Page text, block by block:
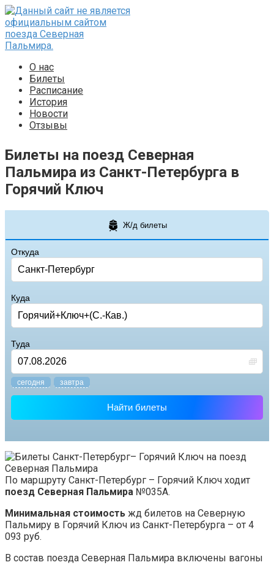
Перейти
к
контенту
О нас
Билеты
Расписание
История
Новости
Отзывы
Билеты на поезд Северная
Пальмира из Санкт-Петербурга в
Горячий Ключ
Ж/д билеты
Откуда
Куда
Туда
завтра
cегодня
Найти билеты
По маршруту Санкт-Петербург – Горячий Ключ ходит
поезд Северная Пальмира №035А.
Минимальная стоимость жд билетов на Северную
Пальмиру в Горячий Ключ из Санкт-Петербурга – от 4
093 руб.
В состав поезда Северная Пальмира включены вагоны